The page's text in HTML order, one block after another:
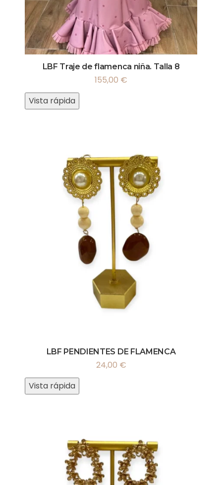
LBF Traje de flamenca niña. Talla 8
155,00 €
Vista rápida
LBF PENDIENTES DE FLAMENCA
24,00 €
Vista rápida